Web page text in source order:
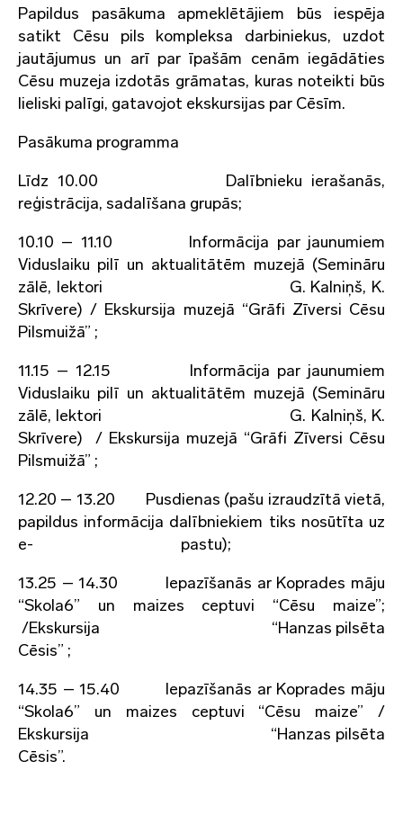
Papildus pasākuma apmeklētājiem būs iespēja
satikt Cēsu pils kompleksa darbiniekus, uzdot
jautājumus un arī par īpašām cenām iegādāties
Cēsu muzeja izdotās grāmatas, kuras noteikti būs
lieliski palīgi, gatavojot ekskursijas par Cēsīm.
Pasākuma programma
Līdz 10.00 Dalībnieku ierašanās,
reģistrācija, sadalīšana grupās;
10.10 – 11.10 Informācija par jaunumiem
Viduslaiku pilī un aktualitātēm muzejā (Semināru
zālē, lektori G. Kalniņš, K.
Skrīvere) / Ekskursija muzejā “Grāfi Zīversi Cēsu
Pilsmuižā” ;
11.15 – 12.15 Informācija par jaunumiem
Viduslaiku pilī un aktualitātēm muzejā (Semināru
zālē, lektori G. Kalniņš, K.
Skrīvere) / Ekskursija muzejā “Grāfi Zīversi Cēsu
Pilsmuižā” ;
12.20 – 13.20 Pusdienas (pašu izraudzītā vietā,
papildus informācija dalībniekiem tiks nosūtīta uz
e- pastu);
13.25 – 14.30 Iepazīšanās ar Koprades māju
“Skola6” un maizes ceptuvi “Cēsu maize”;
/Ekskursija “Hanzas pilsēta
Cēsis” ;
14.35 – 15.40 Iepazīšanās ar Koprades māju
“Skola6” un maizes ceptuvi “Cēsu maize” /
Ekskursija “Hanzas pilsēta
Cēsis”.